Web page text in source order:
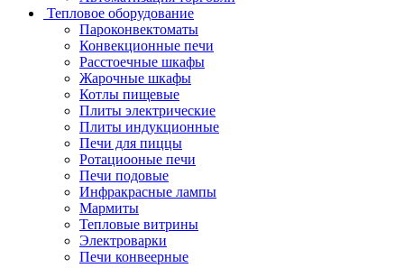
Тепловое оборудование
Пароконвектоматы
Конвекционные печи
Расстоечные шкафы
Жарочные шкафы
Котлы пищевые
Плиты электрические
Плиты индукционные
Печи для пиццы
Ротациооные печи
Печи подовые
Инфракрасные лампы
Мармиты
Тепловые витрины
Электроварки
Печи конвеерные